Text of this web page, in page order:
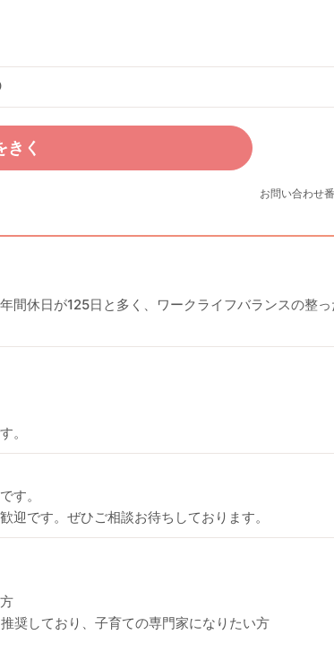
きく
お問い合わせ
間休日が125日と多く、ワークライフバランスの整
。
す。
です。ぜひご相談お待ちしております。
奨しており、子育ての専門家になりたい方